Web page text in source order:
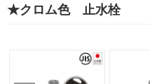
★クロム色 止水栓